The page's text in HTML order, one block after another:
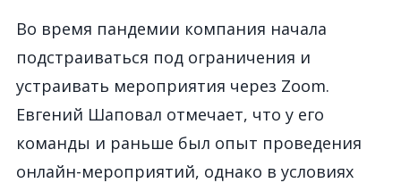
Во время пандемии компания начала
подстраиваться под ограничения и
устраивать мероприятия через Zoom.
Евгений Шаповал отмечает, что у его
команды и раньше был опыт проведения
онлайн-мероприятий, однако в условиях